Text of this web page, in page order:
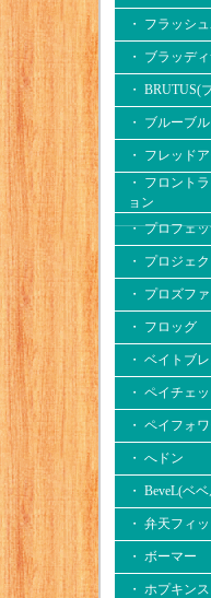
・ フラッシ
・ ブラッデ
・ BRUTUS(
・ ブルーブ
・ フレッド
・ フロント
ョン
・ プロフェ
・ プロジェ
・ プロズフ
・ フロッグ
・ ベイトブ
・ ペイチェ
・ ペイフォ
・ へドン
・ BeveL(ベ
・ 弁天フィ
・ ボーマー
・ ホプキンス